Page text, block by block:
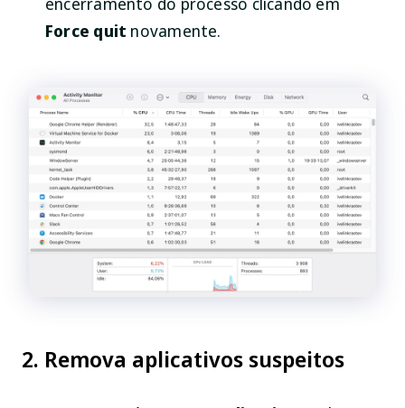
Force quit novamente.
2. Remova aplicativos suspeitos